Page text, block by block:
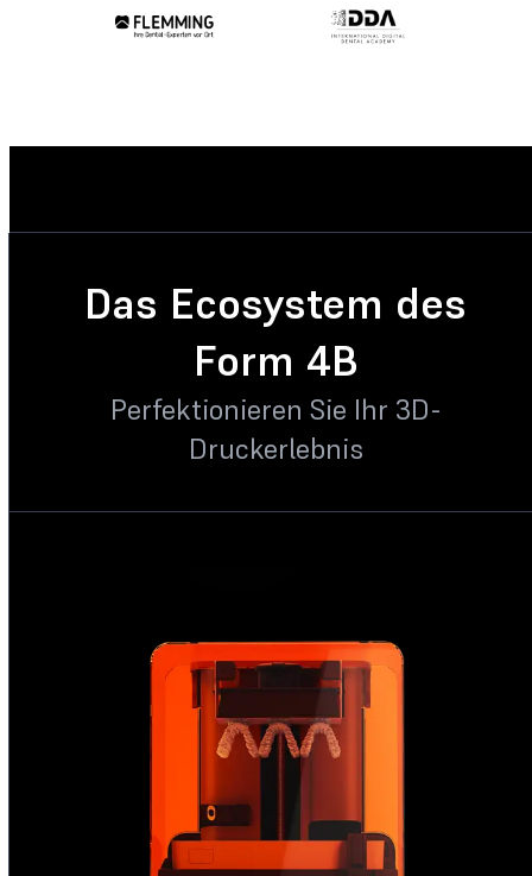
Das Ecosystem des
Form 4B
Perfektionieren Sie Ihr 3D-
Druckerlebnis